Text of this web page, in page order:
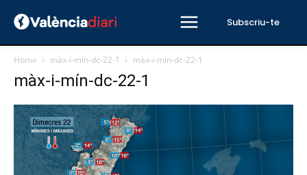
Subscriu-te
Home màx-i-mín-dc-22-1 màx-i-mín-dc-22-1
màx-i-mín-dc-22-1